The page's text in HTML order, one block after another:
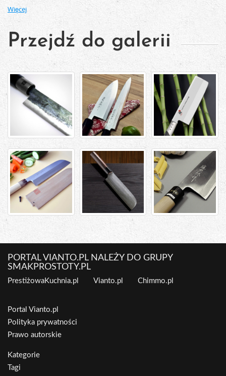
Więcej
Przejdź do galerii
PORTAL VIANTO.PL NALEŻY DO GRUPY
SMAKPROSTOTY.PL
PrestiżowaKuchnia.pl Vianto.pl Chimmo.pl
Portal Vianto.pl
Polityka prywatności
Prawo autorskie
Kategorie
Tagi